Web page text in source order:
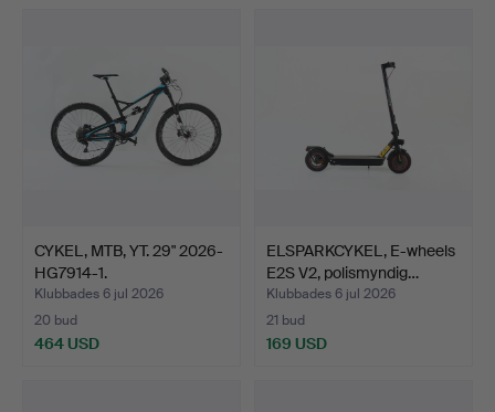
CYKEL, MTB, YT. 29" 2026-
HG7914-1.
Klubbades 6 jul 2026
20 bud
464 USD
ELSPARKCYKEL, E-wheels
E2S V2, polismyndig…
Klubbades 6 jul 2026
21 bud
169 USD